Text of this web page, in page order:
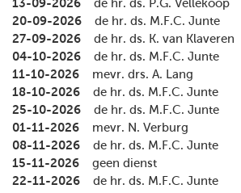
13-09-2026 de hr. ds. P.G. Vellekoop
20-09-2026 de hr. ds. M.F.C. Junte
27-09-2026 de hr. ds. K. van Klaveren
04-10-2026 de hr. ds. M.F.C. Junte
11-10-2026 mevr. drs. A. Lang
18-10-2026 de hr. ds. M.F.C. Junte
25-10-2026 de hr. ds. M.F.C. Junte
01-11-2026 mevr. N. Verburg
08-11-2026 de hr. ds. M.F.C. Junte
15-11-2026 geen dienst
22-11-2026 de hr. ds. M.F.C. Junte